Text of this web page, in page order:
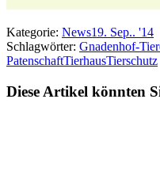
Kategorie: News19. Sep.. '14
Schlagwörter: Gnadenhof-
PatenschaftTierhausTierschutz
Diese Artikel könnten